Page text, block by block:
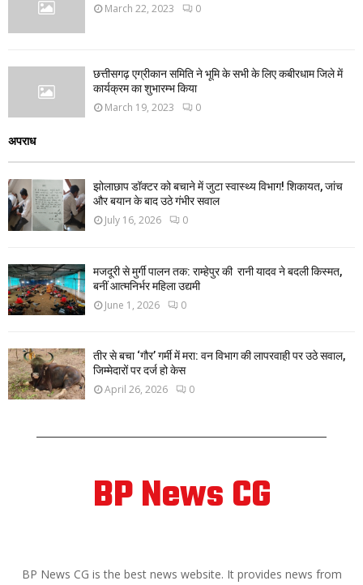
March 22, 2023 0
छत्तीसगढ़ एग्रीकान समिति ने भूमि के सभी के लिए कबीरधाम जिले में
कार्यक्रम का शुभारम्भ किया
March 19, 2023 0
अपराध
झोलाछाप डॉक्टर को बचाने में जुटा स्वास्थ्य विभाग! शिकायत, जांच
और बयान के बाद उठे गंभीर सवाल
July 16, 2026 0
मजदूरी से मुर्गी पालन तक: राम्हेपुर की रानी यादव ने बदली किस्मत,
बनीं आत्मनिर्भर महिला उद्यमी
June 1, 2026 0
तीर से बचा ‘गौर’ गर्मी में मरा: वन विभाग की लापरवाही पर उठे सवाल,
जिम्मेदारों पर दर्ज हो केस
April 26, 2026 0
BP News CG
BP News CG is the best news website. It provides news from